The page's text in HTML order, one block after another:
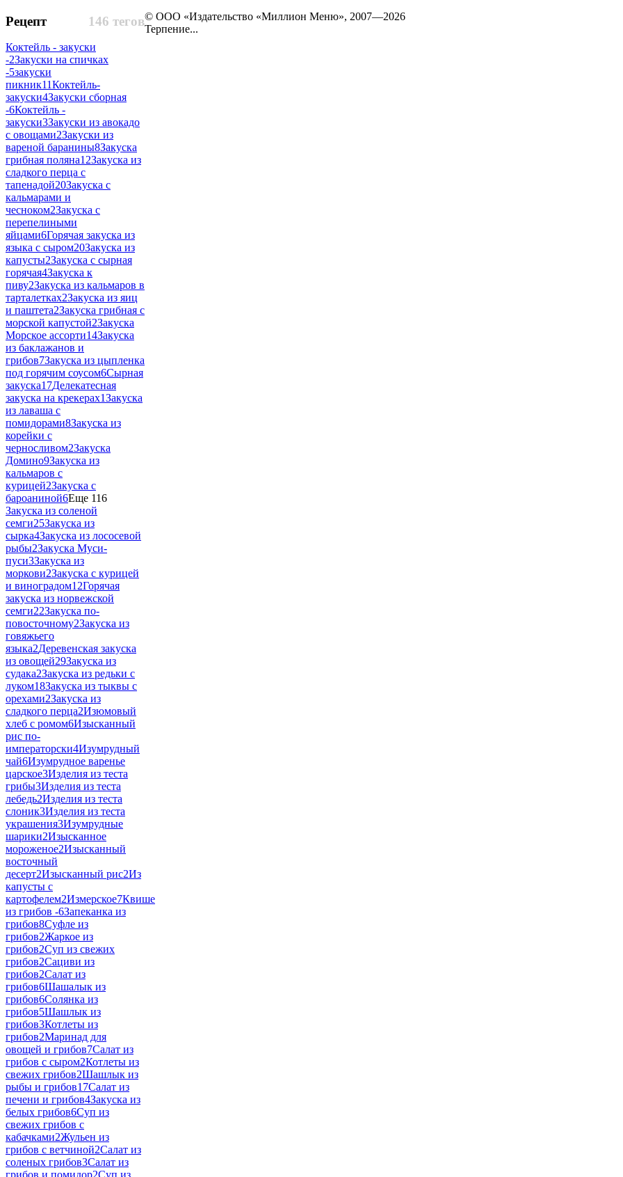
146 тегов
Рецепт
Коктейль - закуски
-2Закуски на спичках
-5закуски
пикник11Коктейль-
закуски4Закуски сборная
-6Коктейль -
закуски3Закуски из авокадо
с овощами2Закуски из
вареной баранины8Закуска
грибная поляна12Закуска из
сладкого перца с
тапенадой20Закуска с
кальмарами и
чесноком2Закуска с
перепелиными
яйцами6Горячая закуска из
языка с сыром20Закуска из
капусты2Закуска с сырная
горячая4Закуска к
пиву2Закуска из кальмаров в
тарталетках2Закуска из яиц
и паштета2Закуска грибная с
морской капустой2Закуска
Морское ассорти14Закуска
из баклажанов и
грибов7Закуска из цыпленка
под горячим соусом6Сырная
закуска17Делекатесная
закуска на крекерах1Закуска
из лаваша с
помидорами8Закуска из
корейки с
черносливом2Закуска
Домино9Закуска из
кальмаров с
курицей2Закуска с
бароаниной6Еще 116
Закуска из соленой
семги25Закуска из
сырка4Закуска из лососевой
рыбы2Закуска Муси-
пуси3Закуска из
моркови2Закуска с курицей
и виноградом12Горячая
закуска из норвежской
семги22Закуска по-
повосточному2Закуска из
говяжьего
языка2Деревенская закуска
из овощей29Закуска из
судака2Закуска из редьки с
луком18Закуска из тыквы с
орехами2Закуска из
сладкого перца2Изюмовый
хлеб с ромом6Изысканный
рис по-
императорски4Изумрудный
чай6Изумрудное варенье
царское3Изделия из теста
грибы3Изделия из теста
лебедь2Изделия из теста
слоник3Изделия из теста
украшения3Изумрудные
шарики2Изысканное
мороженое2Изысканный
восточный
десерт2Изысканный рис2Из
капусты с
картофелем2Измерское7Квише
из грибов -6Запеканка из
грибов8Суфле из
грибов2Жаркое из
грибов2Суп из свежих
грибов2Сациви из
грибов2Салат из
грибов6Шашалык из
грибов6Солянка из
грибов5Шашлык из
грибов3Котлеты из
грибов2Маринад для
овощей и грибов7Салат из
грибов с сыром2Котлеты из
свежих грибов2Шашлык из
рыбы и грибов17Салат из
печени и грибов4Закуска из
белых грибов6Суп из
свежих грибов с
кабачками2Жульен из
грибов с ветчиной2Салат из
соленых грибов3Салат из
© ООО «Издательство «Миллион Меню», 2007—2026
Терпение...